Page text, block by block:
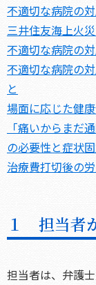
不適切な病院の
三井住友海上火
不適切な病院の
不適切な病院の
と
場面に応じた健
「痛いからまだ
の必要性と症状
治療費打切後の
１ 担当者
担当者は、弁護